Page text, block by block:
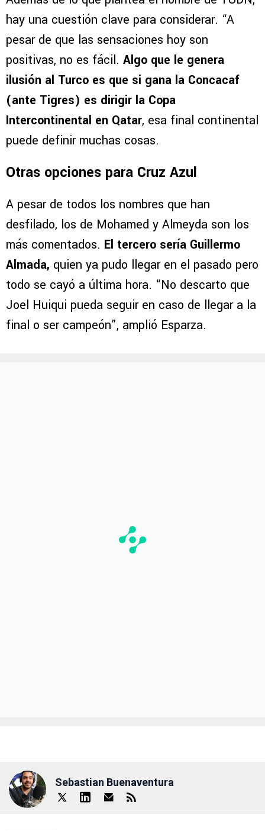
hay una cuestión clave para considerar. “A
pesar de que las sensaciones hoy son
positivas, no es fácil. Algo que le genera
ilusión al Turco es que si gana la Concacaf
(ante Tigres) es dirigir la Copa
Intercontinental en Qatar, esa final continental
puede definir muchas cosas.
Otras opciones para Cruz Azul
A pesar de todos los nombres que han
desfilado, los de Mohamed y Almeyda son los
más comentados. El tercero sería Guillermo
Almada, quien ya pudo llegar en el pasado pero
todo se cayó a última hora. “No descarto que
Joel Huiqui pueda seguir en caso de llegar a la
final o ser campeón”, amplió Esparza.
Sebastian Buenaventura